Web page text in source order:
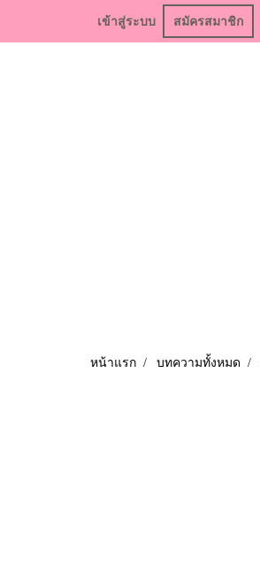
เข้าสู่ระบบ สมัครสมาชิก
หน้าแรก บทความทั้งหมด